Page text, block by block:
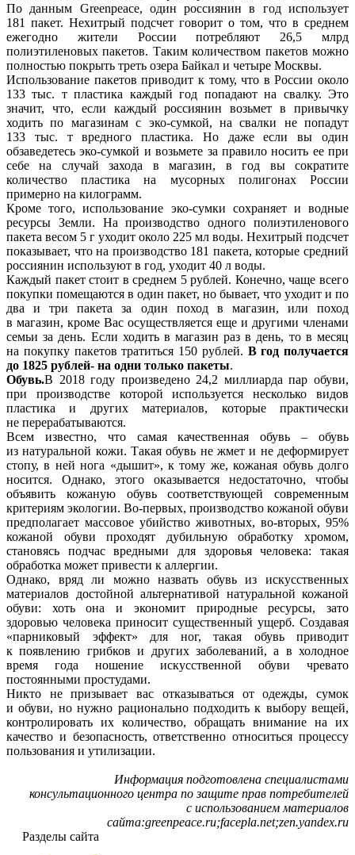
По данным Greenpeace, один россиянин в год использует
181 пакет. Нехитрый подсчет говорит о том, что в среднем
ежегодно жители России потребляют 26,5 млрд
полиэтиленовых пакетов. Таким количеством пакетов можно
полностью покрыть треть озера Байкал и четыре Москвы.
Использование пакетов приводит к тому, что в России около
133 тыс. т пластика каждый год попадают на свалку. Это
значит, что, если каждый россиянин возьмет в привычку
ходить по магазинам с эко-сумкой, на свалки не попадут
133 тыс. т вредного пластика. Но даже если вы один
обзаведетесь эко-сумкой и возьмете за правило носить ее при
себе на случай захода в магазин, в год вы сократите
количество пластика на мусорных полигонах России
примерно на килограмм.
Кроме того, использование эко-сумки сохраняет и водные
ресурсы Земли. На производство одного полиэтиленового
пакета весом 5 г уходит около 225 мл воды. Нехитрый подсчет
показывает, что на производство 181 пакета, которые средний
россиянин используют в год, уходит 40 л воды.
Каждый пакет стоит в среднем 5 рублей. Конечно, чаще всего
покупки помещаются в один пакет, но бывает, что уходит и по
два и три пакета за один поход в магазин, или поход
в магазин, кроме Вас осуществляется еще и другими членами
семьи за день. Если ходить в магазин раз в день, то в месяц
на покупку пакетов тратиться 150 рублей. В год получается
до 1825 рублей- на одни только пакеты.
Обувь.В 2018 году произведено 24,2 миллиарда пар обуви,
при производстве которой используется несколько видов
пластика и других материалов, которые практически
не перерабатываются.
Всем известно, что самая качественная обувь – обувь
из натуральной кожи. Такая обувь не жмет и не деформирует
стопу, в ней нога «дышит», к тому же, кожаная обувь долго
носится. Однако, этого оказывается недостаточно, чтобы
объявить кожаную обувь соответствующей современным
критериям экологии. Во-первых, производство кожаной обуви
предполагает массовое убийство животных, во-вторых, 95%
кожаной обуви проходят дубильную обработку хромом,
становясь подчас вредными для здоровья человека: такая
обработка может привести к аллергии.
Однако, вряд ли можно назвать обувь из искусственных
материалов достойной альтернативой натуральной кожаной
обуви: хоть она и экономит природные ресурсы, зато
здоровью человека приносит существенный ущерб. Создавая
«парниковый эффект» для ног, такая обувь приводит
к появлению грибков и других заболеваний, а в холодное
время года ношение искусственной обуви чревато
постоянными простудами.
Никто не призывает вас отказываться от одежды, сумок
и обуви, но нужно рационально подходить к выбору вещей,
контролировать их количество, обращать внимание на их
качество и безопасность, ответственно относиться процессу
пользования и утилизации.
Информация подготовлена специалистами
консультационного центра по защите прав потребителей
с использованием материалов
сайта:greenpeace.ru;facepla.net;zen.yandex.ru
Разделы сайта